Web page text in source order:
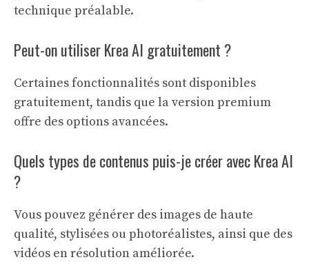
technique préalable.
Peut-on utiliser Krea AI gratuitement ?
Certaines fonctionnalités sont disponibles
gratuitement, tandis que la version premium
offre des options avancées.
Quels types de contenus puis-je créer avec Krea AI
?
Vous pouvez générer des images de haute
qualité, stylisées ou photoréalistes, ainsi que des
vidéos en résolution améliorée.